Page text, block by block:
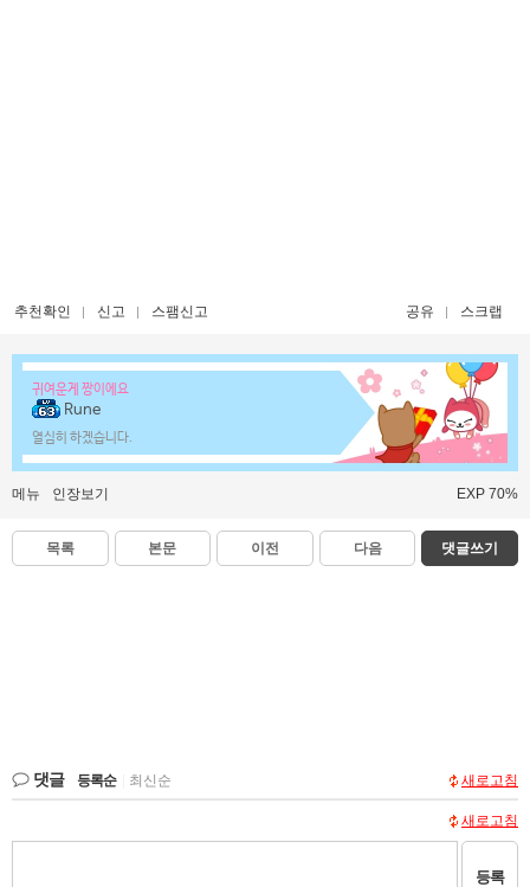
추천확인 신고 스팸신고 공유 스크랩
귀여운게 짱이에요
Rune
열심히 하겠습니다.
메뉴 인장보기 EXP 70%
목록 본문 이전 다음 댓글쓰기
댓글 등록순 최신순 새로고침
새로고침
등록